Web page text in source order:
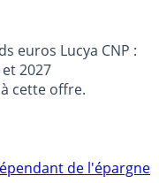
euros Lucya CNP :
2027
cette offre.
de l'épargne